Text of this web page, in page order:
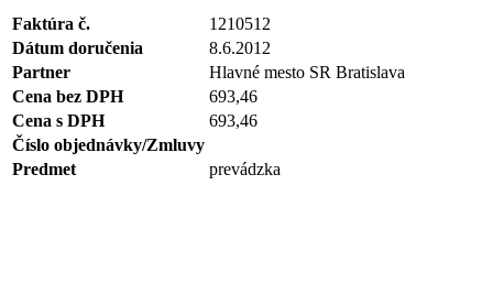
Faktúra č.
1210512
Dátum doručenia
8.6.2012
Partner
Hlavné mesto SR Bratislava
Cena bez DPH
693,46
Cena s DPH
693,46
Číslo objednávky/Zmluvy
Predmet
prevádzka